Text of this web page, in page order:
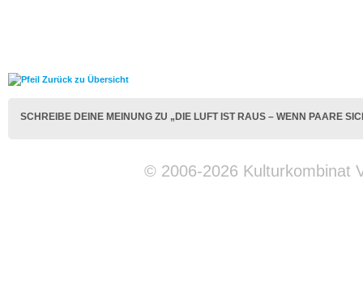
Zurück zu Übersicht
SCHREIBE DEINE MEINUNG ZU „DIE LUFT IST RAUS – WENN PAARE
© 2006-2026